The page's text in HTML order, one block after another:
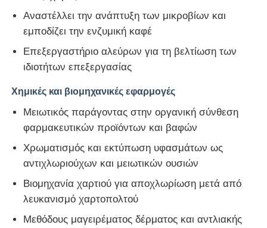
Χλωρίδιο
Πρόσθετες ουσίες πετρελαίου
Χημικό γέμισμα
Χημικές ουσίες μεταλλικών διεργασιών
Πρόσθετα τροφίμων
Χημικές ουσίες μεταλλουργίας
Αναστέλλει την ανάπτυξη των μικροβίων και
εμποδίζει την ενζυμική καφέ
Επεξεργαστήριο αλεύρων για τη βελτίωση των
ιδιοτήτων επεξεργασίας
Χημικές και βιομηχανικές εφαρμογές
Μειωτικός παράγοντας στην οργανική σύνθεση
φαρμακευτικών προϊόντων και βαφών
Χρωματισμός και εκτύπωση υφασμάτων ως
αντιχλωριούχων και μειωτικών ουσιών
Βιομηχανία χαρτιού για αποχλωρίωση μετά από
λευκανισμό χαρτοπολτού
Μεθόδους μαγειρέματος δέρματος και αντλιακής